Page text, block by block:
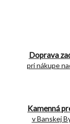
Doprava
pri nákupe
Kamenná
v Banskej